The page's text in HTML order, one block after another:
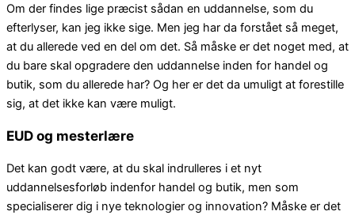
Om der findes lige præcist sådan en uddannelse, som du
efterlyser, kan jeg ikke sige. Men jeg har da forstået så meget,
at du allerede ved en del om det. Så måske er det noget med, at
du bare skal opgradere den uddannelse inden for handel og
butik, som du allerede har? Og her er det da umuligt at forestille
sig, at det ikke kan være muligt.
EUD og mesterlære
Det kan godt være, at du skal indrulleres i et nyt
uddannelsesforløb indenfor handel og butik, men som
specialiserer dig i nye teknologier og innovation? Måske er det